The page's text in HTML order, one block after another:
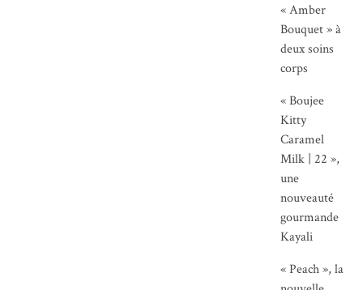
« Amber
Bouquet » à
deux soins
corps
« Boujee
Kitty
Caramel
Milk | 22 »,
une
nouveauté
gourmande
Kayali
« Peach », la